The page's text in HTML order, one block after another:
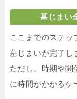
墓じまい
ここまでのステッ
墓じまいが完了し
ただし、時期や関
に時間がかかるケ